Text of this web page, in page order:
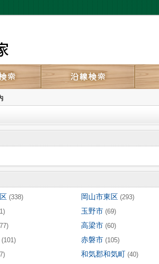
(338) 岡山市東区 (293)
玉野市 (69)
高梁市 (60)
(101) 赤磐市 (105)
和気郡和気町 (40)